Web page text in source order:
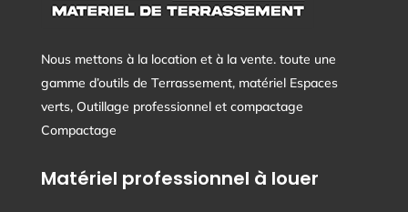
Nous mettons à la location et à la vente. toute une
gamme d’outils de Terrassement, matériel Espaces
verts, Outillage professionnel et compactage
Compactage
Matériel professionnel à louer